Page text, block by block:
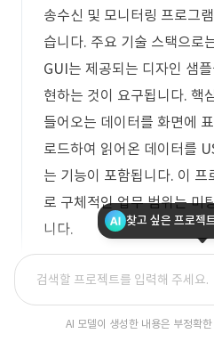
송수신 및 모니터링 프로그
습니다. 주요 기술 스택으로
GUI는 제공되는 디자인 샘
현하는 것이 요구됩니다. 핵
들어오는 데이터를 화면에
로드하여 읽어온 데이터를
는 기능이 포함됩니다. 이
로 구체적인 업무 범위는 미
니다.
로그인 후 무료 견
찾고 싶은 프로젝
AI 모델이 생성한 내용은 부정확